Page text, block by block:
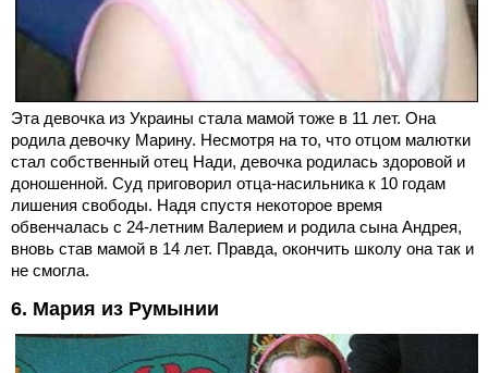
Эта девочка из Украины стала мамой тоже в 11 лет. Она
родила девочку Марину. Несмотря на то, что отцом малютки
стал собственный отец Нади, девочка родилась здоровой и
доношенной. Суд приговорил отца-насильника к 10 годам
лишения свободы. Надя спустя некоторое время
обвенчалась с 24-летним Валерием и родила сына Андрея,
вновь став мамой в 14 лет. Правда, окончить школу она так и
не смогла.
6. Мария из Румынии